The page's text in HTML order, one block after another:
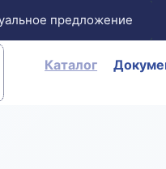
предложение
Каталог